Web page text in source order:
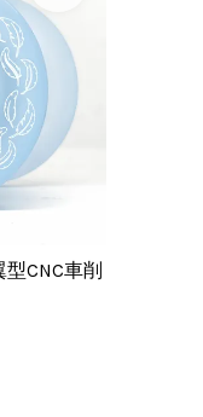
CNC車削